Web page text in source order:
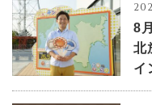
8
北
イ